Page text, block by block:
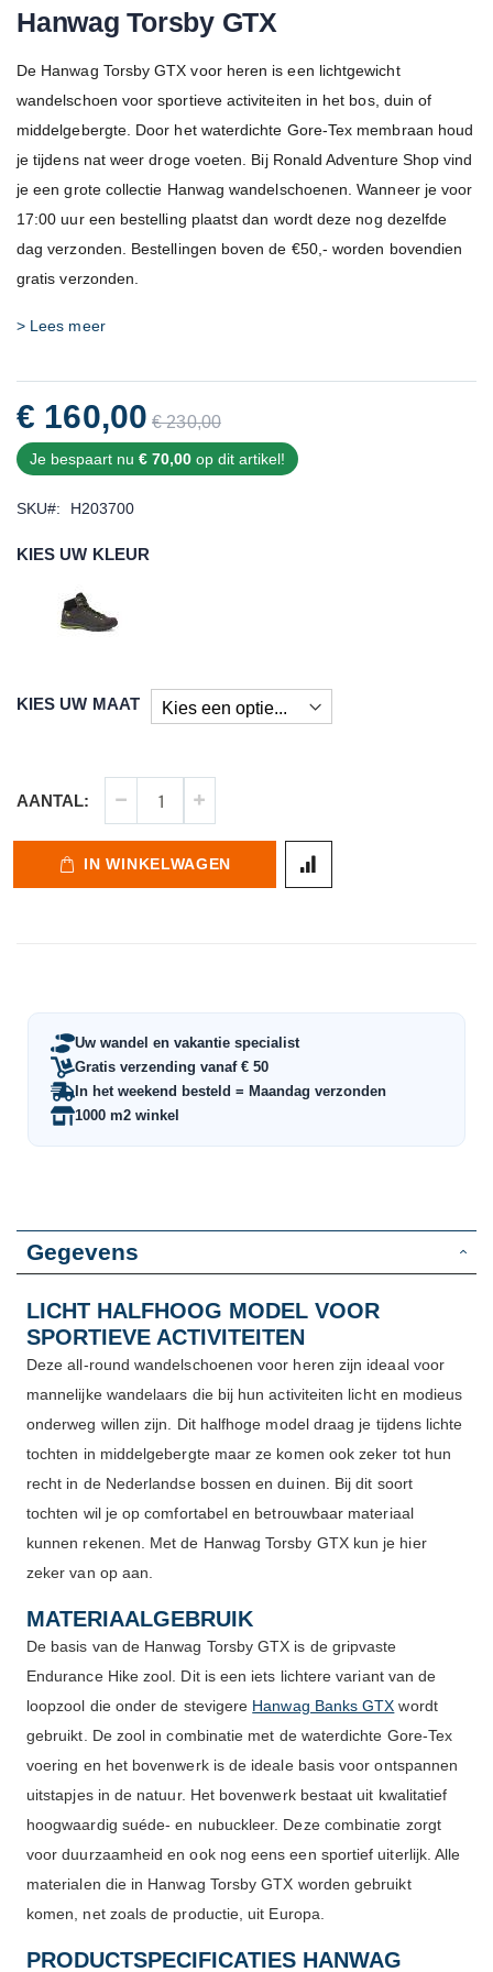
Hanwag Torsby GTX
De Hanwag Torsby GTX voor heren is een lichtgewicht
wandelschoen voor sportieve activiteiten in het bos, duin of
middelgebergte. Door het waterdichte Gore-Tex membraan houd
je tijdens nat weer droge voeten. Bij Ronald Adventure Shop vind
je een grote collectie Hanwag wandelschoenen. Wanneer je voor
17:00 uur een bestelling plaatst dan wordt deze nog dezelfde
dag verzonden. Bestellingen boven de €50,- worden bovendien
gratis verzonden.
> Lees meer
€ 160,00 € 230,00
Je bespaart nu € 70,00 op dit artikel!
SKU H203700
KIES UW KLEUR
KIES UW MAAT
AANTAL:
IN WINKELWAGEN
Uw wandel en vakantie specialist
Gratis verzending vanaf € 50
In het weekend besteld = Maandag verzonden
1000 m2 winkel
Gegevens
LICHT HALFHOOG MODEL VOOR
SPORTIEVE ACTIVITEITEN
Deze all-round wandelschoenen voor heren zijn ideaal voor
mannelijke wandelaars die bij hun activiteiten licht en modieus
onderweg willen zijn. Dit halfhoge model draag je tijdens lichte
tochten in middelgebergte maar ze komen ook zeker tot hun
recht in de Nederlandse bossen en duinen. Bij dit soort
tochten wil je op comfortabel en betrouwbaar materiaal
kunnen rekenen. Met de Hanwag Torsby GTX kun je hier
zeker van op aan.
MATERIAALGEBRUIK
De basis van de Hanwag Torsby GTX is de gripvaste
Endurance Hike zool. Dit is een iets lichtere variant van de
loopzool die onder de stevigere Hanwag Banks GTX wordt
gebruikt. De zool in combinatie met de waterdichte Gore-Tex
voering en het bovenwerk is de ideale basis voor ontspannen
uitstapjes in de natuur. Het bovenwerk bestaat uit kwalitatief
hoogwaardig suéde- en nubuckleer. Deze combinatie zorgt
voor duurzaamheid en ook nog eens een sportief uiterlijk. Alle
materialen die in Hanwag Torsby GTX worden gebruikt
komen, net zoals de productie, uit Europa.
PRODUCTSPECIFICATIES HANWAG